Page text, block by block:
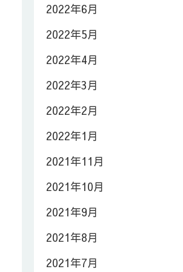
2022年6月
2022年5月
2022年4月
2022年3月
2022年2月
2022年1月
2021年11月
2021年10月
2021年9月
2021年8月
2021年7月